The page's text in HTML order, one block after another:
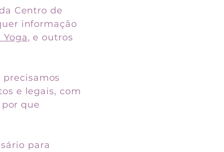
Centro de
informação
, e outros
e legais, com
que
para